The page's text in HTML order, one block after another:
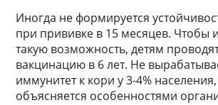
Иногда не формируется
при прививке в 15 месяцев. Чтобы
такую возможность, детям
вакцинацию в 6 лет. Не
иммунитет к кори у 3-4%
объясняется особенностями